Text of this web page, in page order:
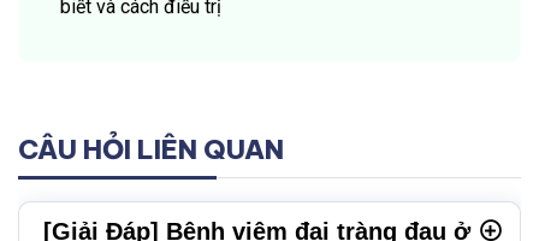
biết và cách điều trị
CÂU HỎI LIÊN QUAN
[Giải Đáp] Bệnh viêm đại tràng đau ở